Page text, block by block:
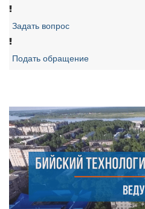
Задать вопрос
Подать обращение